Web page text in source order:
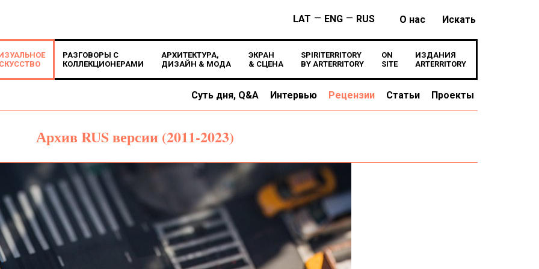
О нас Искать
LAT — ENG — RUS
РАЗГОВОРЫ С
КОЛЛЕКЦИОНЕРАМИ
АРХИТЕКТУРА,
ДИЗАЙН & МОДА
ЭКРАН
& СЦЕНА
SPIRITERRITORY
BY ARTERRITORY
ON
SITE
ИЗДАНИЯ
ARTERRITORY
Суть дня, Q&A Интервью Рецензии Статьи Проекты
Архив RUS версии (2011-2023)